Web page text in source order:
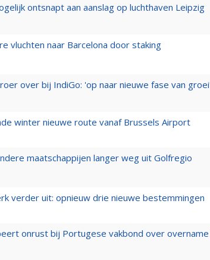
ontsnapt aan aanslag op luchthaven Leipzig
vluchten naar Barcelona door staking
over bij IndiGo: 'op naar nieuwe fase van
winter nieuwe route vanaf Brussels Airport
maatschappijen langer weg uit Golfregio
verder uit: opnieuw drie nieuwe bestemmingen
onrust bij Portugese vakbond over